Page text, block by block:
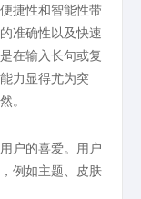
捷性和智能性带
准确性以及快速
在输入长句或复
力显得尤为突
。
户的喜爱。用户
例如主题、皮肤